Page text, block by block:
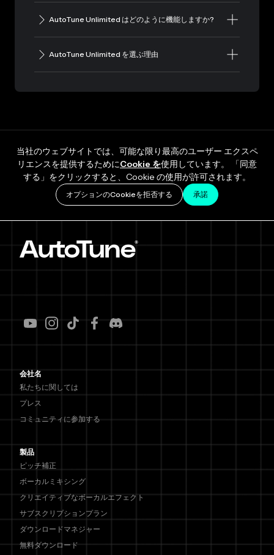
AutoTune Unlimited はどのように機能しますか?
AutoTune Unlimited を選ぶ理由
当社のウェブサイトでは、可能な限り最高のユーザー エクスペ
リエンスを提供するためにCookie を使用しています。 「同意
する」をクリックすると、Cookie の使用が許可されます。
オプションのCookieを拒否する 承諾
会社名
私たちに関しては
プレス
コミュニティに参加する
製品
ピッチ補正
ボーカルミキシング
クリエイティブなボーカルエフェクト
サブスクリプションプラン
ダウンロードマネジャー
無料ダウンロード